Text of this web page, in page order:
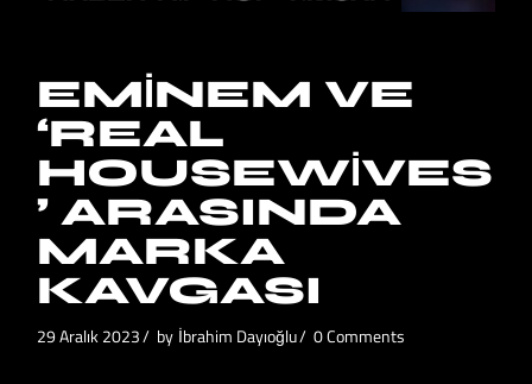
EMINEM VE
‘REAL
HOUSEWIVES
’ ARASINDA
MARKA
KAVGASI
29 Aralık 2023 by İbrahim Dayıoğlu 0 Comments